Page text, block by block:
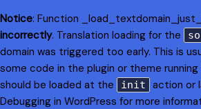
Notice: Function
incorrectly. Translation loading for the
domain was triggered too early. This is
some code in the plugin or theme
should be loaded at the
init
action or
Debugging in WordPress for more